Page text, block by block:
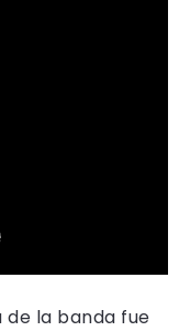
de la banda fue